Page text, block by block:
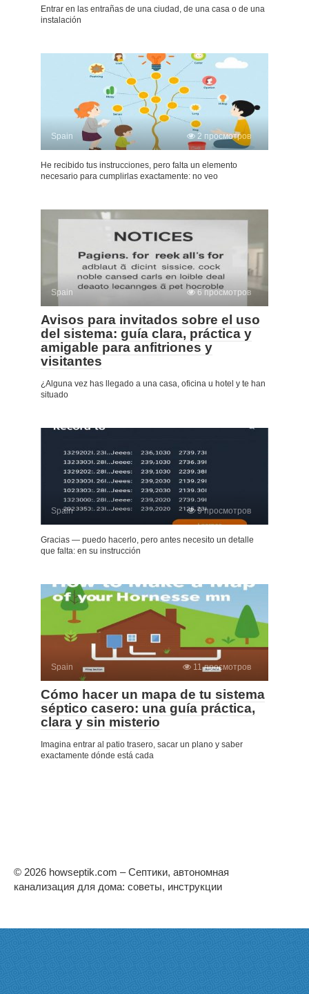
Entrar en las entrañas de una ciudad, de una casa o de una
instalación
Spain 2 просмотров
He recibido tus instrucciones, pero falta un elemento
necesario para cumplirlas exactamente: no veo
Spain 6 просмотров
Avisos para invitados sobre el uso
del sistema: guía clara, práctica y
amigable para anfitriones y
visitantes
¿Alguna vez has llegado a una casa, oficina u hotel y te han
situado
Spain 9 просмотров
Gracias — puedo hacerlo, pero antes necesito un detalle
que falta: en su instrucción
Spain 11 просмотров
Cómo hacer un mapa de tu sistema
séptico casero: una guía práctica,
clara y sin misterio
Imagina entrar al patio trasero, sacar un plano y saber
exactamente dónde está cada
© 2026 howseptik.com – Септики, автономная
канализация для дома: советы, инструкции